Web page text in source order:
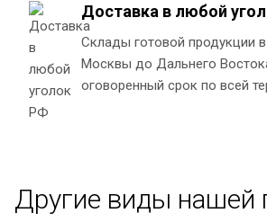
Доставка в любой
Склады готовой продукции в
Москвы до Дальнего
оговоренный срок по всей
Другие виды нашей